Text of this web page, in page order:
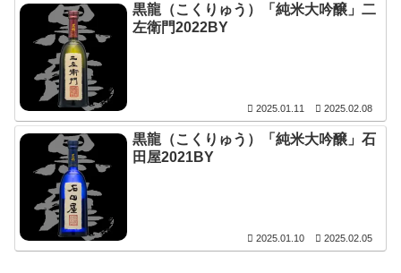
黒龍（こくりゅう）「純米大吟醸」二
左衛門2022BY
2025.01.11 2025.02.08
黒龍（こくりゅう）「純米大吟醸」石
田屋2021BY
2025.01.10 2025.02.05